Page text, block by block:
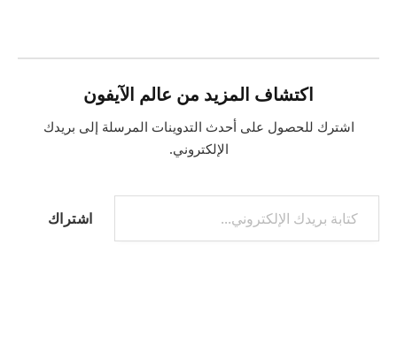
اكتشاف المزيد من عالم الآيفون
اشترك للحصول على أحدث التدوينات المرسلة إلى بريدك
الإلكتروني.
كتابة بريدك الإلكتروني...
اشتراك